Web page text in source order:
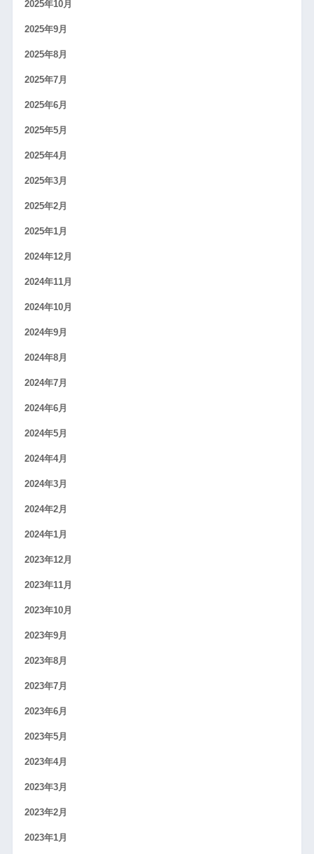
2025年10月
2025年9月
2025年8月
2025年7月
2025年6月
2025年5月
2025年4月
2025年3月
2025年2月
2025年1月
2024年12月
2024年11月
2024年10月
2024年9月
2024年8月
2024年7月
2024年6月
2024年5月
2024年4月
2024年3月
2024年2月
2024年1月
2023年12月
2023年11月
2023年10月
2023年9月
2023年8月
2023年7月
2023年6月
2023年5月
2023年4月
2023年3月
2023年2月
2023年1月